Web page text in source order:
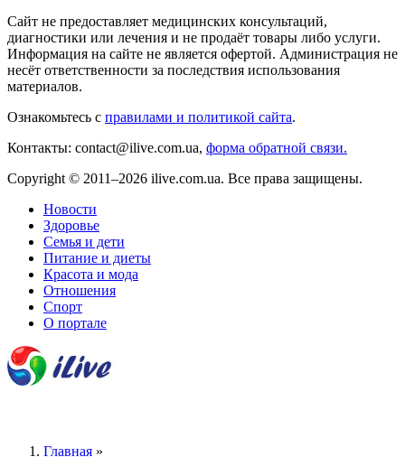
Сайт не предоставляет медицинских консультаций,
диагностики или лечения и не продаёт товары либо услуги.
Информация на сайте не является офертой. Администрация не
несёт ответственности за последствия использования
материалов.
Ознакомьтесь с правилами и политикой сайта.
Контакты: contact@ilive.com.ua, форма обратной связи.
Copyright © 2011–2026 ilive.com.ua. Все права защищены.
Новости
Здоровье
Семья и дети
Питание и диеты
Красота и мода
Отношения
Спорт
О портале
Главная »